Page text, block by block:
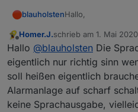
blauholstenHallo,
könntet ihr die
und der Nachtruhe
Offline
Homer.J.schrieb am 1. Mai
zuletzt editiert von
Hallo @blauholsten Die
eigentlich nur richtig sinn
soll heißen eigentlich
Alarmanlage auf scharf
keine Sprachausgabe,